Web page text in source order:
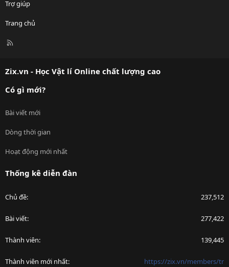
Trợ giúp
Trang chủ
R
Zix.vn - Học Vật lí Online chất lượng cao
Có gì mới?
Bài viết mới
Dòng thời gian
Hoạt động mới nhất
Thống kê diễn đàn
Chủ đề 237,512
Bài viết 277,422
Thành viên 139,445
Thành viên mới nhất https://zix.vn/members/tr